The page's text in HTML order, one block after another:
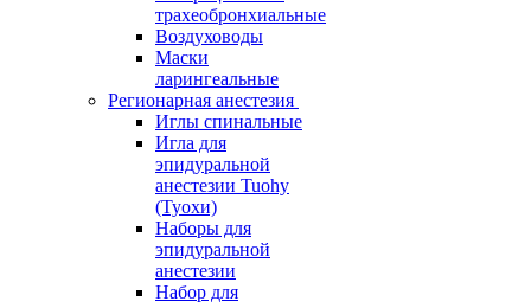
трахеобронхиальные
Воздуховоды
Маски
ларингеальные
Регионарная анестезия
Иглы спинальные
Игла для
эпидуральной
анестезии Tuohy
(Туохи)
Наборы для
эпидуральной
анестезии
Набор для